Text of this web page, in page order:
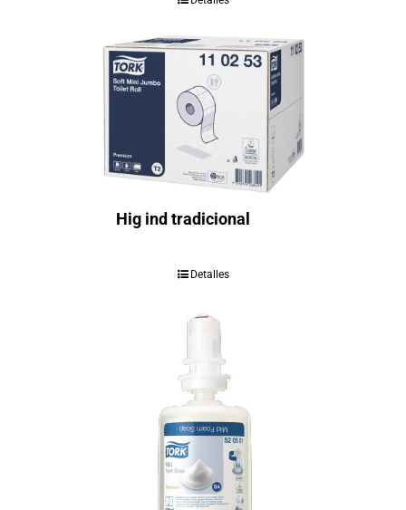
Hig ind tradicional
Detalles